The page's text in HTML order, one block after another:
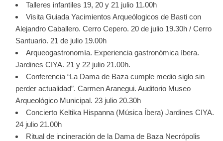
Talleres infantiles 19, 20 y 21 julio 11.00h
Visita Guiada Yacimientos Arqueólogicos de Basti con
Alejandro Caballero. Cerro Cepero. 20 de julio 19.30h / Cerro
Santuario. 21 de julio 19.00h
Arqueogastronomía. Experiencia gastronómica íbera.
Jardines CIYA. 21 y 22 julio 21.00h.
Conferencia “La Dama de Baza cumple medio siglo sin
perder actualidad”. Carmen Aranegui. Auditorio Museo
Arqueológico Municipal. 23 julio 20.30h
Concierto Keltika Hispanna (Música Íbera) Jardines CIYA.
24 julio 21.00h
Ritual de incineración de la Dama de Baza Necrópolis